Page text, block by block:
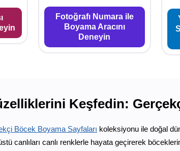
Fotoğrafı Numara ile
Boyama Aracını
Deneyin
Keşfedin:
Böcek Boyama Sayfaları koleksiyonu ile doğal
canlıları canlı renklerle hayata geçirerek